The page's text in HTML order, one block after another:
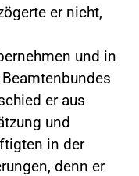
er nicht,
und in
er aus
und
in der
denn er